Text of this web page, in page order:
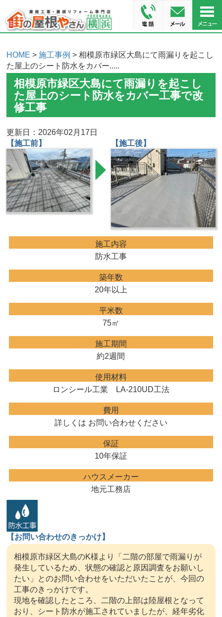
HOME >施工事例 > 相模原市緑区大島にて雨漏りを起こし
た屋上のシート防水をカバー.....
相模原市緑区大島にて雨漏りを起こし
た屋上のシート防水をカバー工事で改
修工事
更新日：2026年02月17日
【施工前】
【施工後】
施工内容
防水工事
築年数
20年以上
平米数
75㎡
施工期間
約2週間
使用材料
ロンシール工業 LA-210UD工法
費用
詳しくは お問い合わせください
保証
10年保証
ハウスメーカー
地元工務店
【お問い合わせのきっかけ】
相模原市緑区大島のK様より「二階の部屋で雨漏りが
発生しているため、状態の確認と原因調査をお願いし
たい」とのお問い合わせをいただいたことが、今回の
工事のきっかけです。
現地を確認したところ、二階の上部は陸屋根となって
おり、シート防水が施工されていましたが、経年劣化